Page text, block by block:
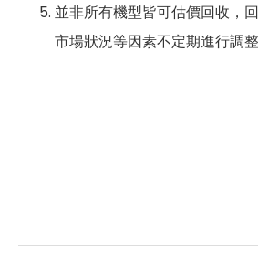
並非所有機型皆可估價回收，
市場狀況等因素不定期進行調整